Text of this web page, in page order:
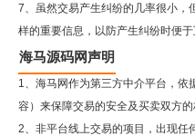
7、虽然交易产生纠纷的几率很小，
样的重要信息，以防产生纠纷时便于
海马源码网声明
1、海马网作为第三方中介平台，依
容）来保障交易的安全及买卖双方的
2、非平台线上交易的项目，出现任